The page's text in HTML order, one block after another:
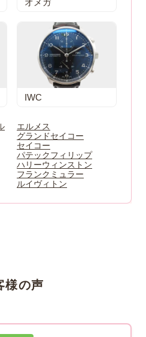
オメガ
IWC
エルメス
グランドセイコー
セイコー
パテックフィリップ
ハリーウィンストン
フランクミュラー
ルイヴィトン
様の声